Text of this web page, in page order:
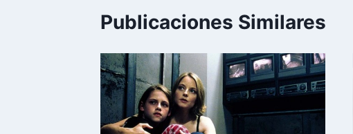
Publicaciones Similares